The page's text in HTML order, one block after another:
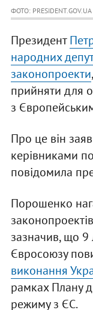
ФОТО: PRESIDENT.GOV.UA
Президент
народних
законопроекти
прийняти для
з
Про це він
керівниками
повідомила
Порошенко
зазначив, що 9
Євросоюзу
виконання
рамках Плану
режиму з ЄС.